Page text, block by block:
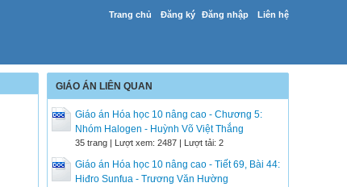
Trang chủ Đăng ký Đăng nhập Liên hệ
GIÁO ÁN LIÊN QUAN
Giáo án Hóa học 10 nâng cao - Chương 5:
Nhóm Halogen - Huỳnh Võ Việt Thắng
35 trang | Lượt xem: 2487 | Lượt tải: 2
Giáo án Hóa học 10 nâng cao - Tiết 69, Bài 44:
Hiđro Sunfua - Trương Văn Hường